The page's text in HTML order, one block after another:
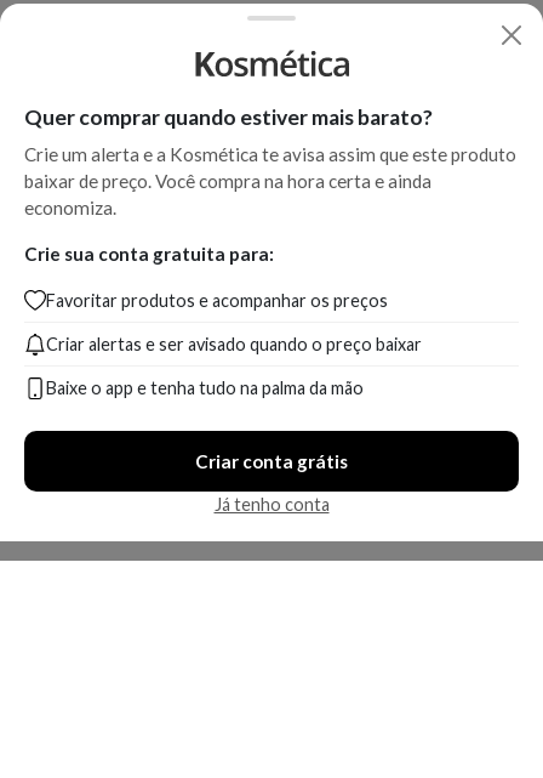
Quer comprar quando estiver mais barato?
Crie um alerta e a Kosmética te avisa assim que este produto
baixar de preço. Você compra na hora certa e ainda
economiza.
Crie sua conta gratuita para:
Favoritar produtos e acompanhar os preços
Criar alertas e ser avisado quando o preço baixar
Baixe o app e tenha tudo na palma da mão
Criar conta grátis
Já tenho conta